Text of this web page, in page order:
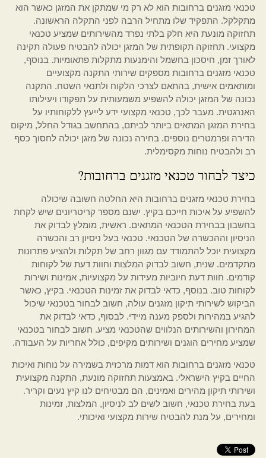
טכנאי מזגנים ברחובות הוא לא רק מי שמתקן את המזגן כאשר הוא
מתקלקל. התפקיד שלו מתחיל הרבה לפני התקלה הראשונה.
תחזוקה מונעת היא חלק בלתי נפרד מהשירותים שמציע טכנאי
מקצועי. תחזוקה תקופתית של המזגן יכולה להבטיח פעולה תקינה
לאורך זמן, חיסכון בחשמל והימנעות מתקלות פתאומיות. בנוסף,
טכנאי מזגנים ברחובות מספקים שירותי התקנה מקצועיים
ומותאמים אישית, בהתאם לצרכי הלקוח ולתנאי השטח. התקנה
נכונה של המזגן יכולה להשפיע משמעותית על תפקודו ויעילותו
האנרגטית. מעבר לכך, טכנאי מקצועי ידע לייעץ ללקוחותיו על
בחירת המזגן המתאים ביותר לביתם, בהתחשב בגודל החלל, מיקום
הדירה ופרמטרים נוספים. בחירה נכונה של מזגן יכולה לחסוך כסף
רב ולהבטיח נוחות מקסימלית.
כיצד לבחור טכנאי מזגנים ברחובות?
בחירת טכנאי מזגנים ברחובות היא החלטה חשובה שיכולה
להשפיע על איכות חייכם בקיץ. ישנם מספר קריטריונים שיש לקחת
בחשבון בבחירת הטכנאי המתאים. ראשית, מומלץ לבדוק את
הניסיון וההכשרה של הטכנאי. טכנאי בעל ניסיון רב והכשרה
מקצועית יוכל להתמודד עם מגוון רחב של תקלות ולהציע פתרונות
מתקדמים. שנית, חשוב לבדוק המלצות וחוות דעת של לקוחות
קודמים. חוות דעת חיוביות מעידות על מקצועיות, אמינות ושירות
לקוחות טוב. בנוסף, כדאי לבדוק את זמינות הטכנאי. בקיץ, כאשר
הביקוש לשירותי תיקון מזגנים עולה, חשוב לבחור בטכנאי שיכול
להגיע במהירות ולספק מענה מיידי. לבסוף, כדאי לבדוק את
המחירון והשירותים הנלווים שהטכנאי מציע. חשוב לבחור בטכנאי
שמציע מחירים הוגנים ושירותים מקיפים, כולל אחריות על העבודה.
טכנאי מזגנים ברחובות הוא דמות מרכזית בשמירה על נוחות ואיכות
החיים בקיץ הישראלי. באמצעות תחזוקה מונעת, התקנה מקצועית
ושירותי תיקון מהירים ואמינים, הם מבטיחים לנו קיץ נעים וקריר.
בעת בחירת טכנאי, חשוב לשים לב לניסיון, המלצות, זמינות
ומחירים, על מנת להבטיח שירות מקצועי ואיכותי.